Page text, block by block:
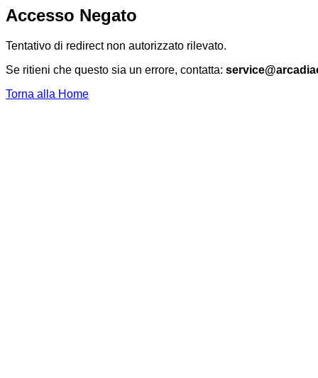
Accesso Negato
Tentativo di redirect non autorizzato rilevato.
Se ritieni che questo sia un errore, contatta:
Torna alla Home